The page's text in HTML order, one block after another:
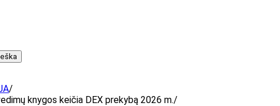
knygos keičia DEX prekybą 2026 m.